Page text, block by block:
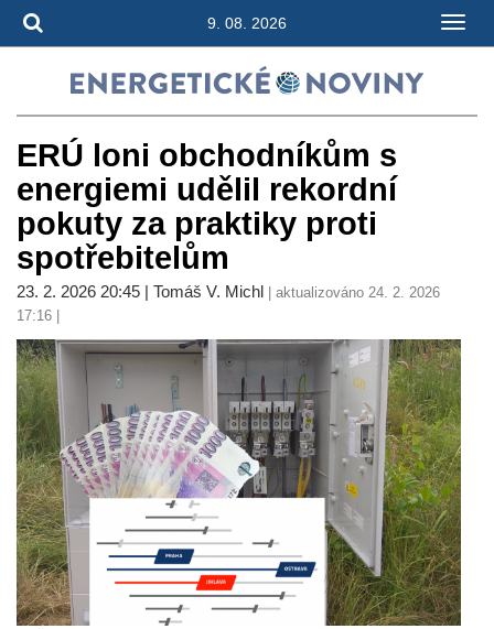
9. 08. 2026
ERÚ loni obchodníkům s
energiemi udělil rekordní
pokuty za praktiky proti
spotřebitelům
23. 2. 2026 20:45 | Tomáš V. Michl | aktualizováno 24. 2. 2026
17:16 |